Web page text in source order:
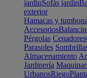
jardínSofás jardín
exterior
Hamacas y
Accesorios
Pérgolas Cenadores
Parasoles
Almacenamiento
Jardinería
UrbanosRiego